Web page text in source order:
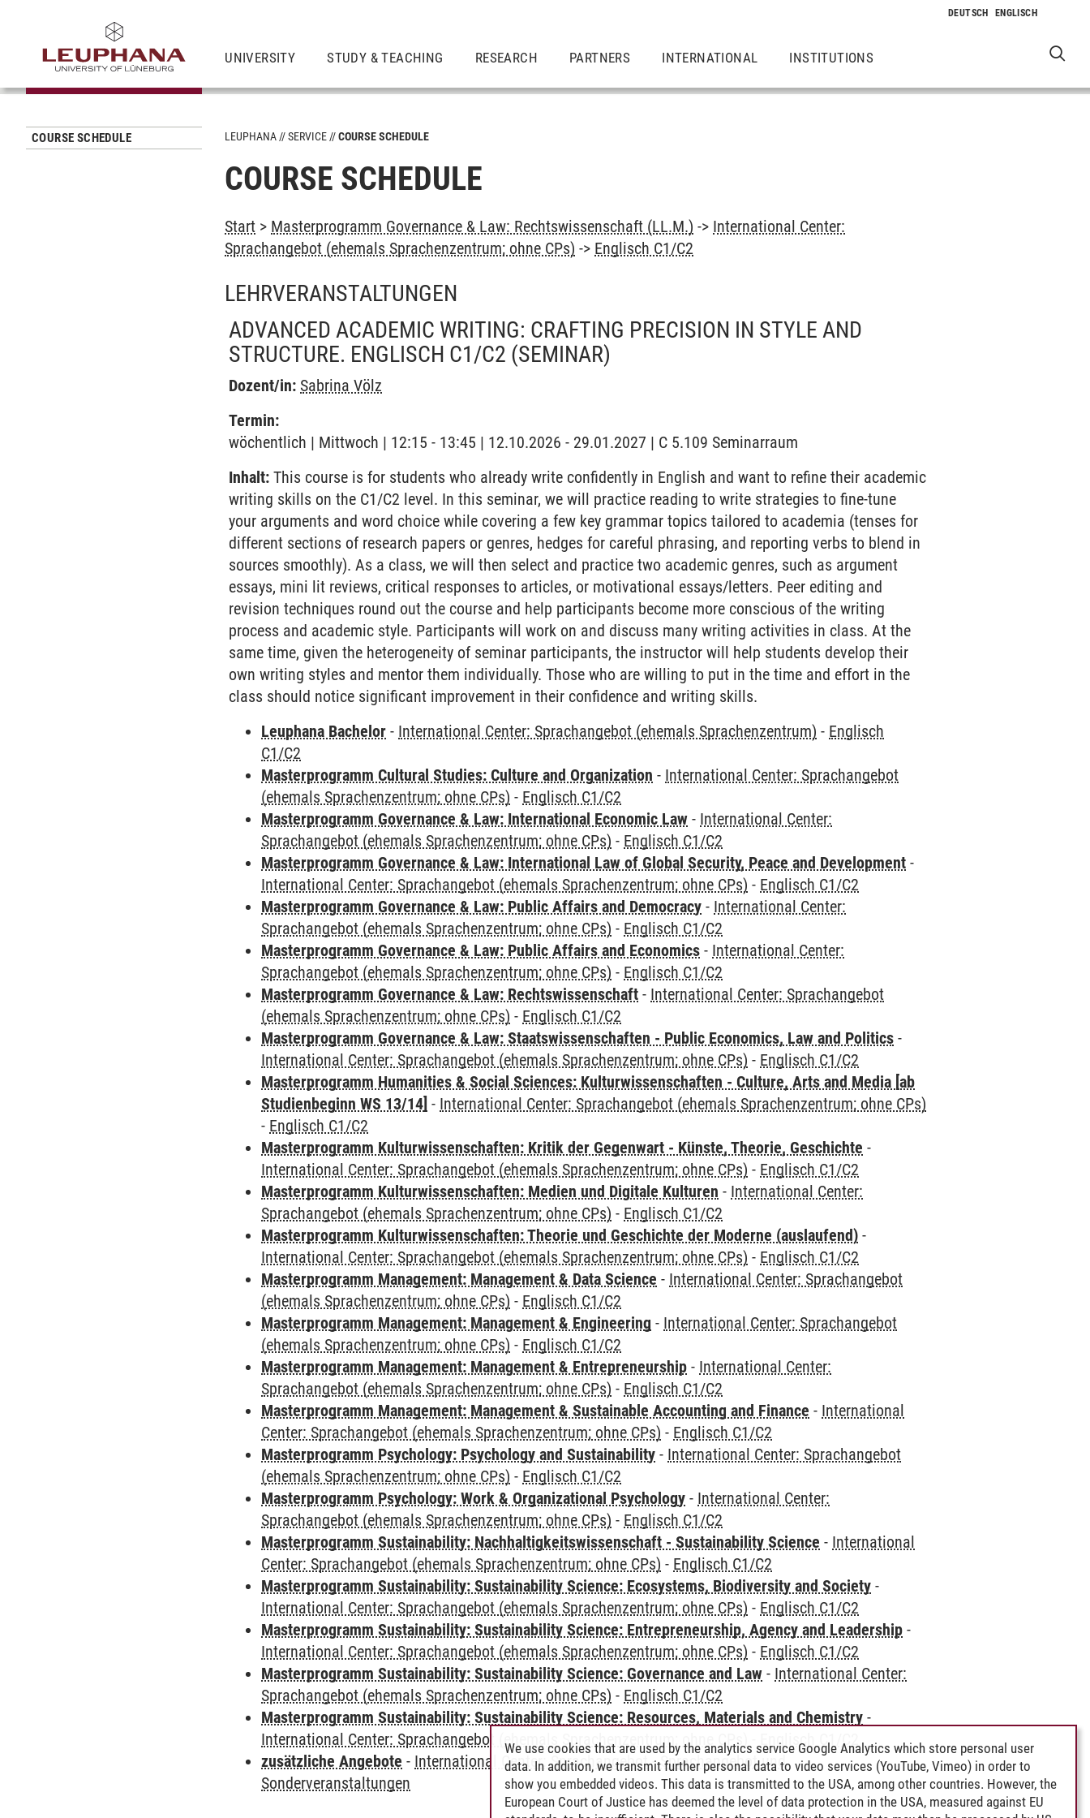
UNIVERSITY STUDY & TEACHING RESEARCH PARTNERS INTERNATIONAL INSTITUTIONS
COURSE SCHEDULE LEUPHANA SERVICE COURSE SCHEDULE
COURSE SCHEDULE
Start > Masterprogramm Governance & Law: Rechtswissenschaft (LL.M.) -> International Center:
Sprachangebot (ehemals Sprachenzentrum; ohne CPs) -> Englisch C1/C2
LEHRVERANSTALTUNGEN
ADVANCED ACADEMIC WRITING: CRAFTING PRECISION IN STYLE AND
STRUCTURE. ENGLISCH C1/C2 (SEMINAR)
Dozent/in: Sabrina Völz
Termin:
wöchentlich | Mittwoch | 12:15 - 13:45 | 12.10.2026 - 29.01.2027 | C 5.109 Seminarraum
Inhalt: This course is for students who already write confidently in English and want to refine their academic
writing skills on the C1/C2 level. In this seminar, we will practice reading to write strategies to fine-tune
your arguments and word choice while covering a few key grammar topics tailored to academia (tenses for
different sections of research papers or genres, hedges for careful phrasing, and reporting verbs to blend in
sources smoothly). As a class, we will then select and practice two academic genres, such as argument
essays, mini lit reviews, critical responses to articles, or motivational essays/letters. Peer editing and
revision techniques round out the course and help participants become more conscious of the writing
process and academic style. Participants will work on and discuss many writing activities in class. At the
same time, given the heterogeneity of seminar participants, the instructor will help students develop their
own writing styles and mentor them individually. Those who are willing to put in the time and effort in the
class should notice significant improvement in their confidence and writing skills.
Leuphana Bachelor - International Center: Sprachangebot (ehemals Sprachenzentrum) - Englisch
C1/C2
Masterprogramm Cultural Studies: Culture and Organization - International Center: Sprachangebot
(ehemals Sprachenzentrum; ohne CPs) - Englisch C1/C2
Masterprogramm Governance & Law: International Economic Law - International Center:
Sprachangebot (ehemals Sprachenzentrum; ohne CPs) - Englisch C1/C2
Masterprogramm Governance & Law: International Law of Global Security, Peace and Development -
International Center: Sprachangebot (ehemals Sprachenzentrum; ohne CPs) - Englisch C1/C2
Masterprogramm Governance & Law: Public Affairs and Democracy - International Center:
Sprachangebot (ehemals Sprachenzentrum; ohne CPs) - Englisch C1/C2
Masterprogramm Governance & Law: Public Affairs and Economics - International Center:
Sprachangebot (ehemals Sprachenzentrum; ohne CPs) - Englisch C1/C2
Masterprogramm Governance & Law: Rechtswissenschaft - International Center: Sprachangebot
(ehemals Sprachenzentrum; ohne CPs) - Englisch C1/C2
Masterprogramm Governance & Law: Staatswissenschaften - Public Economics, Law and Politics -
International Center: Sprachangebot (ehemals Sprachenzentrum; ohne CPs) - Englisch C1/C2
Masterprogramm Humanities & Social Sciences: Kulturwissenschaften - Culture, Arts and Media [ab
Studienbeginn WS 13/14] - International Center: Sprachangebot (ehemals Sprachenzentrum; ohne CPs)
- Englisch C1/C2
Masterprogramm Kulturwissenschaften: Kritik der Gegenwart - Künste, Theorie, Geschichte -
International Center: Sprachangebot (ehemals Sprachenzentrum; ohne CPs) - Englisch C1/C2
Masterprogramm Kulturwissenschaften: Medien und Digitale Kulturen - International Center:
Sprachangebot (ehemals Sprachenzentrum; ohne CPs) - Englisch C1/C2
Masterprogramm Kulturwissenschaften: Theorie und Geschichte der Moderne (auslaufend) -
International Center: Sprachangebot (ehemals Sprachenzentrum; ohne CPs) - Englisch C1/C2
Masterprogramm Management: Management & Data Science - International Center: Sprachangebot
(ehemals Sprachenzentrum; ohne CPs) - Englisch C1/C2
Masterprogramm Management: Management & Engineering - International Center: Sprachangebot
(ehemals Sprachenzentrum; ohne CPs) - Englisch C1/C2
Masterprogramm Management: Management & Entrepreneurship - International Center:
Sprachangebot (ehemals Sprachenzentrum; ohne CPs) - Englisch C1/C2
Masterprogramm Management: Management & Sustainable Accounting and Finance - International
Center: Sprachangebot (ehemals Sprachenzentrum; ohne CPs) - Englisch C1/C2
Masterprogramm Psychology: Psychology and Sustainability - International Center: Sprachangebot
(ehemals Sprachenzentrum; ohne CPs) - Englisch C1/C2
Masterprogramm Psychology: Work & Organizational Psychology - International Center:
Sprachangebot (ehemals Sprachenzentrum; ohne CPs) - Englisch C1/C2
Masterprogramm Sustainability: Nachhaltigkeitswissenschaft - Sustainability Science - International
Center: Sprachangebot (ehemals Sprachenzentrum; ohne CPs) - Englisch C1/C2
Masterprogramm Sustainability: Sustainability Science: Ecosystems, Biodiversity and Society -
International Center: Sprachangebot (ehemals Sprachenzentrum; ohne CPs) - Englisch C1/C2
Masterprogramm Sustainability: Sustainability Science: Entrepreneurship, Agency and Leadership -
International Center: Sprachangebot (ehemals Sprachenzentrum; ohne CPs) - Englisch C1/C2
Masterprogramm Sustainability: Sustainability Science: Governance and Law - International Center:
Sprachangebot (ehemals Sprachenzentrum; ohne CPs) - Englisch C1/C2
Masterprogramm Sustainability: Sustainability Science: Resources, Materials and Chemistry -
International Center: Sprachangebot (ehemals Sprachenzentrum; ohne CPs)
Englisch C1/C2
zusätzliche Angebote - International Center: Sprachangebot-Sprachangebot und
Sonderveranstaltungen
We use cookies that are used by the analytics service Google Analytics which store personal user
data. In addition, we transmit further personal data to video services (YouTube, Vimeo) in order to
show you embedded videos. This data is transmitted to the USA, among other countries. However, the
European Court of Justice has deemed the level of data protection in the USA, measured against EU